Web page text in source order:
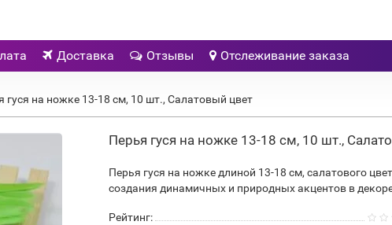
Доставка Отзывы Отслеживание заказа
гуся на ножке 13-18 см, 10 шт., Салатовый цвет
Перья гуся на ножке 13-18 см, 10 шт.,
Перья гуся на ножке длиной 13-18 см, салатового
создания динамичных и природных акцентов в
Рейтинг: